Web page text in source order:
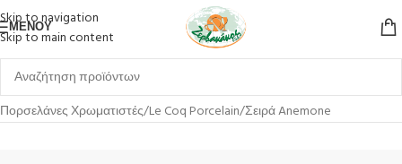
Skip to navigation
Skip to main content
ΜΕΝΟΎ
Αρχική σελίδα Επιτραπέζια Είδη Πιάτα Πορσελάνες
Πορσελάνες Χρωματιστές Le Coq Porcelain Σειρά Anemone